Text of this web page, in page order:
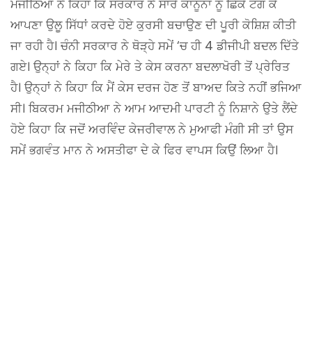
ਮਜੀਠਿਆ ਨੇ ਕਿਹਾ ਕਿ ਸਰਕਾਰ ਨੇ ਸਾਰੇ ਕਾਨੂੰਨਾਂ ਨੂੰ ਛਿੱਕੇ ਟੰਗ ਕੇ
ਆਪਣਾ ਉਲੂ ਸਿੱਧਾਂ ਕਰਦੇ ਹੋਏ ਕੁਰਸੀ ਬਚਾਉਣ ਦੀ ਪੂਰੀ ਕੋਸ਼ਿਸ਼ ਕੀਤੀ
ਜਾ ਰਹੀ ਹੈ। ਚੰਨੀ ਸਰਕਾਰ ਨੇ ਥੋੜ੍ਹੇ ਸਮੇਂ ‘ਚ ਹੀ 4 ਡੀਜੀਪੀ ਬਦਲ ਦਿੱਤੇ
ਗਏ। ਉਨ੍ਹਾਂ ਨੇ ਕਿਹਾ ਕਿ ਮੇਰੇ ਤੇ ਕੇਸ ਕਰਨਾ ਬਦਲਾਖੋਰੀ ਤੋਂ ਪ੍ਰੇਰਿਤ
ਹੈ। ਉਨ੍ਹਾਂ ਨੇ ਕਿਹਾ ਕਿ ਮੈਂ ਕੇਸ ਦਰਜ ਹੋਣ ਤੋਂ ਬਾਅਦ ਕਿਤੇ ਨਹੀਂ ਭਜਿਆ
ਸੀ। ਬਿਕਰਮ ਮਜੀਠੀਆ ਨੇ ਆਮ ਆਦਮੀ ਪਾਰਟੀ ਨੂੰ ਨਿਸ਼ਾਨੇ ਉਤੇ ਲੈਂਦੇ
ਹੋਏ ਕਿਹਾ ਕਿ ਜਦੋਂ ਅਰਵਿੰਦ ਕੇਜਰੀਵਾਲ ਨੇ ਮੁਆਫੀ ਮੰਗੀ ਸੀ ਤਾਂ ਉਸ
ਸਮੇਂ ਭਗਵੰਤ ਮਾਨ ਨੇ ਅਸਤੀਫਾ ਦੇ ਕੇ ਫਿਰ ਵਾਪਸ ਕਿਉਂ ਲਿਆ ਹੈ।